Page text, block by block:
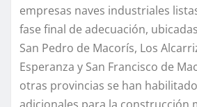
empresas naves industriales
fase final de adecuación,
San Pedro de Macorís, Los
Esperanza y San Francisco de
otras provincias se han